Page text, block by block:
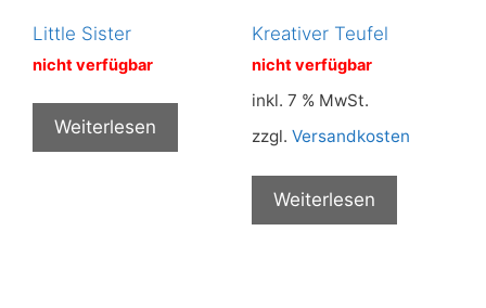
Little Sister
nicht verfügbar
Weiterlesen
Kreativer Teufel
nicht verfügbar
inkl. 7 % MwSt.
zzgl. Versandkosten
Weiterlesen